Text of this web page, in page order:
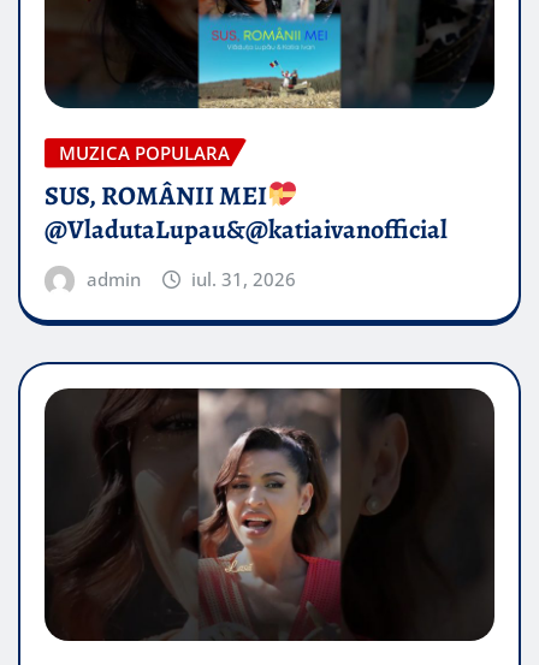
MUZICA POPULARA
SUS, ROMÂNII MEI
@VladutaLupau&@katiaivanofficial
admin iul. 31, 2026